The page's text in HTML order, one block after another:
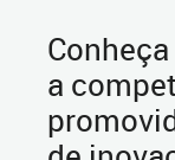
a